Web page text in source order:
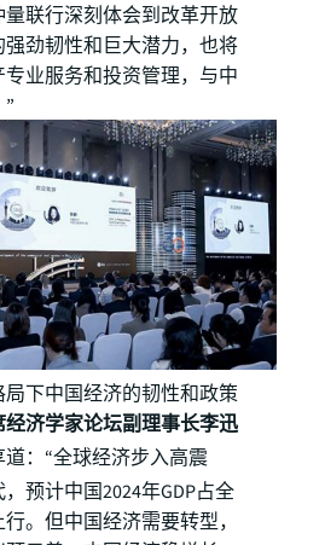
联行深刻体会到改革开放
劲韧性和巨大潜力，也将
业服务和投资管理，与中
下中国经济的韧性和政策
经济学家论坛副理事长李迅
：“全球经济步入​高震
预计中国2024年GDP占全
。但中国经济需要转型，